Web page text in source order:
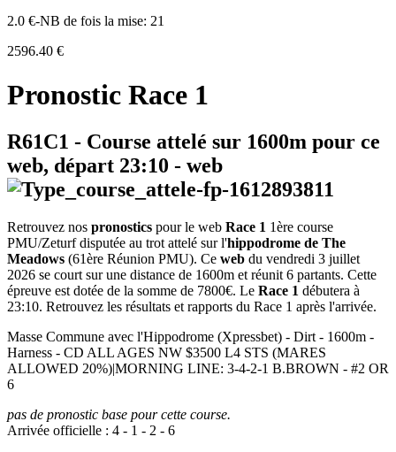
2.0 €-NB de fois la mise: 21
2596.40 €
Pronostic Race 1
R61C1 - Course attelé sur 1600m pour ce
web, départ 23:10 - web
Retrouvez nos pronostics pour le web Race 1 1ère course
PMU/Zeturf disputée au trot attelé sur l'hippodrome de The
Meadows (61ère Réunion PMU). Ce web du vendredi 3 juillet
2026 se court sur une distance de 1600m et réunit 6 partants. Cette
épreuve est dotée de la somme de 7800€. Le Race 1 débutera à
23:10. Retrouvez les résultats et rapports du Race 1 après l'arrivée.
Masse Commune avec l'Hippodrome (Xpressbet) - Dirt - 1600m -
Harness - CD ALL AGES NW $3500 L4 STS (MARES
ALLOWED 20%)|MORNING LINE: 3-4-2-1 B.BROWN - #2 OR
6
pas de pronostic base pour cette course.
Arrivée officielle : 4 - 1 - 2 - 6